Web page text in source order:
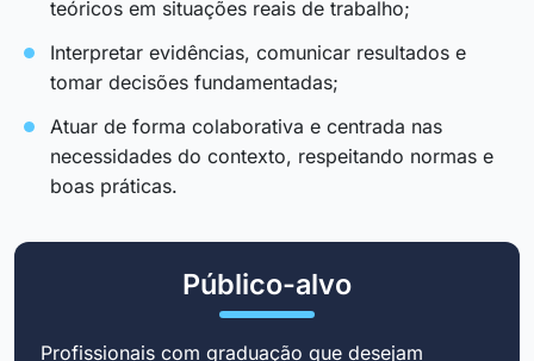
teóricos em situações reais de trabalho;
Interpretar evidências, comunicar resultados e
tomar decisões fundamentadas;
Atuar de forma colaborativa e centrada nas
necessidades do contexto, respeitando normas e
boas práticas.
Público-alvo
Profissionais com graduação que desejam